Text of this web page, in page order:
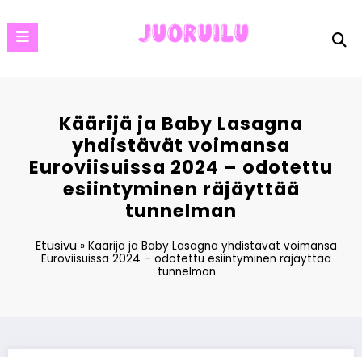
to
content
Käärijä ja Baby Lasagna
yhdistävät voimansa
Euroviisuissa 2024 – odotettu
esiintyminen räjäyttää
tunnelman
Etusivu »Käärijä ja Baby Lasagna yhdistävät voimansa
Euroviisuissa 2024 – odotettu esiintyminen räjäyttää
tunnelman